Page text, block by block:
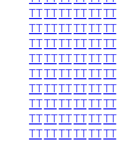
TTTTTTTTTTTT
TTTTTTTTTTTT
TTTTTTTTTTTT
TTTTTTTTTTTT
TTTTTTTTTTTT
TTTTTTTTTTTT
TTTTTTTTTTTT
TTTTTTTTTTTT
TTTTTTTTTTTT